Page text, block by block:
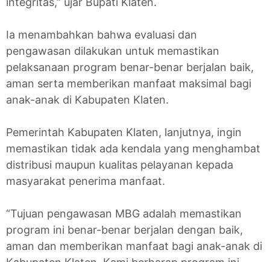
Ia menambahkan bahwa evaluasi dan
pengawasan dilakukan untuk memastikan
pelaksanaan program benar-benar berjalan baik,
aman serta memberikan manfaat maksimal bagi
anak-anak di Kabupaten Klaten.
Pemerintah Kabupaten Klaten, lanjutnya, ingin
memastikan tidak ada kendala yang menghambat
distribusi maupun kualitas pelayanan kepada
masyarakat penerima manfaat.
“Tujuan pengawasan MBG adalah memastikan
program ini benar-benar berjalan dengan baik,
aman dan memberikan manfaat bagi anak-anak di